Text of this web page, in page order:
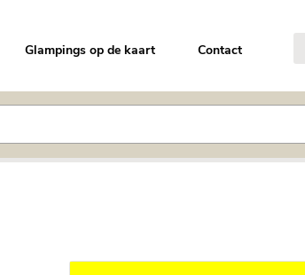
Glampings op de kaart Contact